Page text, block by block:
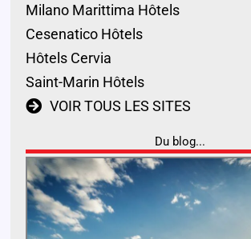
Milano Marittima Hôtels
Cesenatico Hôtels
Hôtels Cervia
Saint-Marin Hôtels
VOIR TOUS LES SITES
Du blog...